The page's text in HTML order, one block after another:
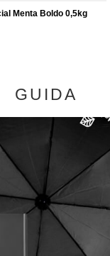
Menta Boldo 0,5kg
GUIDA